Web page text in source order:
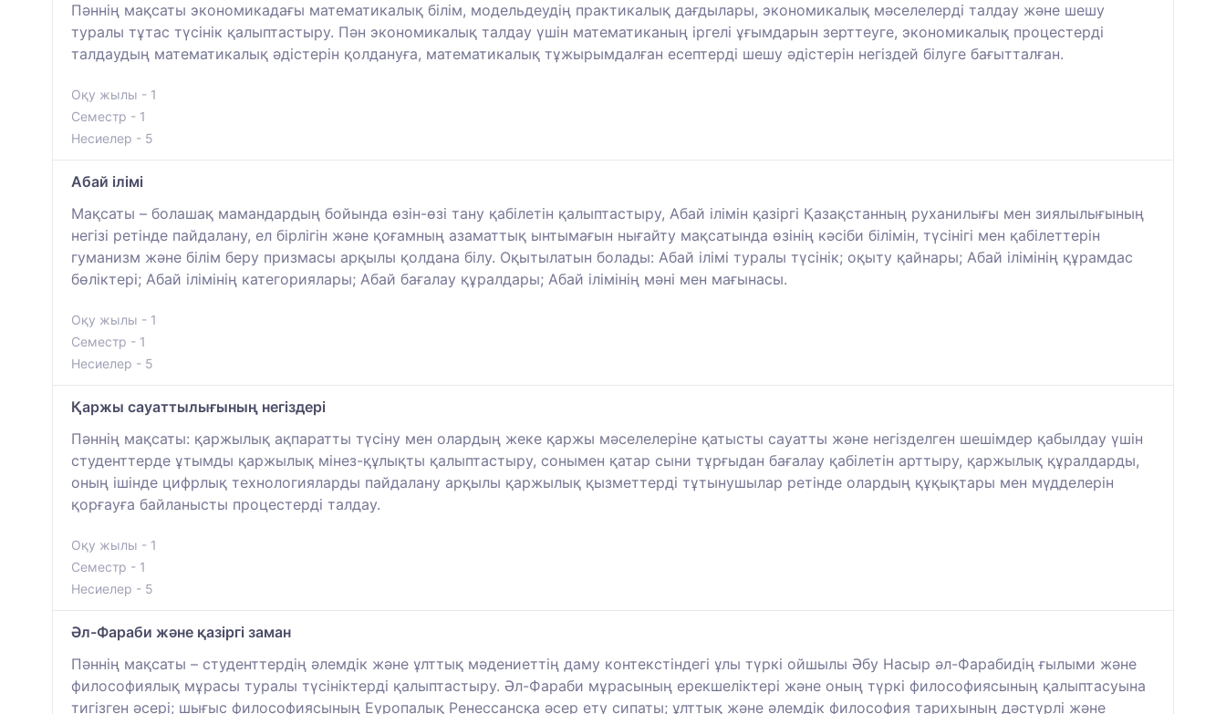
Пәннің мақсаты экономикадағы математикалық білім, модельдеудің практикалық дағдылары, экономикалық мәселелерді талдау және шешу
туралы тұтас түсінік қалыптастыру. Пән экономикалық талдау үшін математиканың іргелі ұғымдарын зерттеуге, экономикалық процестерді
талдаудың математикалық әдістерін қолдануға, математикалық тұжырымдалған есептерді шешу әдістерін негіздей білуге бағытталған.
Оқу жылы - 1
Семестр - 1
Несиелер - 5
Абай ілімі
Мақсаты – болашақ мамандардың бойында өзін-өзі тану қабілетін қалыптастыру, Абай ілімін қазіргі Қазақстанның руханилығы мен зиялылығының
негізі ретінде пайдалану, ел бірлігін және қоғамның азаматтық ынтымағын нығайту мақсатында өзінің кәсіби білімін, түсінігі мен қабілеттерін
гуманизм және білім беру призмасы арқылы қолдана білу. Оқытылатын болады: Абай ілімі туралы түсінік; оқыту қайнары; Абай ілімінің құрамдас
бөліктері; Абай ілімінің категориялары; Абай бағалау құралдары; Абай ілімінің мәні мен мағынасы.
Оқу жылы - 1
Семестр - 1
Несиелер - 5
Қаржы сауаттылығының негіздері
Пәннің мақсаты: қаржылық ақпаратты түсіну мен олардың жеке қаржы мәселелеріне қатысты сауатты және негізделген шешімдер қабылдау үшін
студенттерде ұтымды қаржылық мінез-құлықты қалыптастыру, сонымен қатар сыни тұрғыдан бағалау қабілетін арттыру, қаржылық құралдарды,
оның ішінде цифрлық технологияларды пайдалану арқылы қаржылық қызметтерді тұтынушылар ретінде олардың құқықтары мен мүдделерін
қорғауға байланысты процестерді талдау.
Оқу жылы - 1
Семестр - 1
Несиелер - 5
Әл-Фараби және қазіргі заман
Пәннің мақсаты – студенттердің әлемдік және ұлттық мәдениеттің даму контекстіндегі ұлы түркі ойшылы Әбу Насыр әл-Фарабидің ғылыми және
философиялық мұрасы туралы түсініктерді қалыптастыру. Әл-Фараби мұрасының ерекшеліктері және оның түркі философиясының қалыптасуына
тигізген әсері; шығыс философиясының Еуропалық Ренессансқа әсер ету сипаты; ұлттық және әлемдік философия тарихының дәстүрлі және